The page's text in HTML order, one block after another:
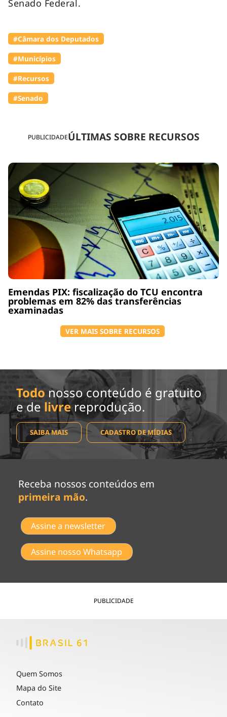
PUBLICIDADEÚLTIMAS SOBRE RECURSOS
Emendas PIX: fiscalização do TCU encontra
problemas em 82% das transferências
examinadas
VER MAIS SOBRE RECURSOS
Senado Federal.
#Câmara dos Deputados
#Municípios
#Recursos
#Senado
Todo nosso conteúdo é gratuito
e de livrereprodução.
SAIBA MAIS CADASTRO DE MÍDIAS
Receba nossos conteúdos em
primeira mão.
Assine a newsletter
Assine nosso Whatsapp
PUBLICIDADE
Quem Somos
Mapa do Site
Contato